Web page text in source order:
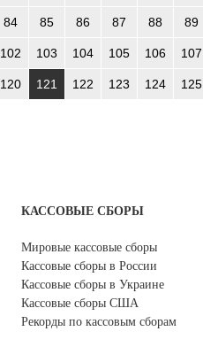
84 85 86 87 88 89
102 103 104 105 106 107
120 121 122 123 124 125
КАССОВЫЕ СБОРЫ
Мировые кассовые сборы
Кассовые сборы в России
Кассовые сборы в Украине
Кассовые сборы США
Рекорды по кассовым сборам